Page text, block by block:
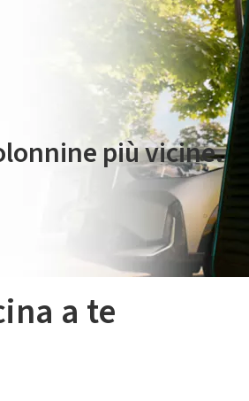
è gestito da Plenitude On The Road
più vicine.
a te